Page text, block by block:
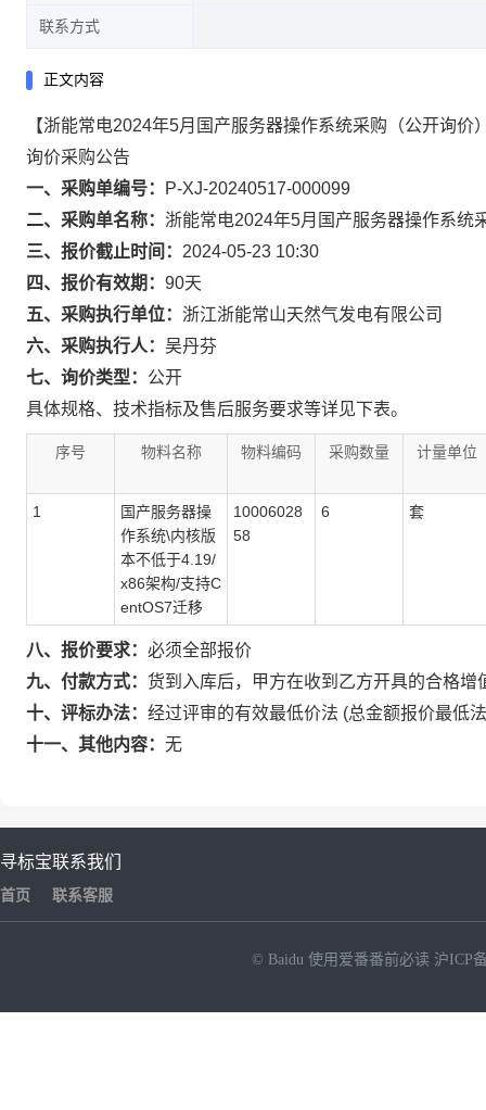
联系方式
正文内容
【浙能常电2024年5月国产服务器操作系统采购（公开询价
询价采购公告
一、采购单编号：
P-XJ-20240517-000099
二、采购单名称： 浙能常电2024年5月国产服务器操作系统
三、报价截止时间： 2024-05-23 10:30
四、报价有效期： 90天
五、采购执行单位： 浙江浙能常山天然气发电有限公司
六、采购执行人： 吴丹芬
七、询价类型： 公开
具体规格、技术指标及售后服务要求等详见下表。
序号 物料名称 物料编码 采购数量 计量单位
1
国产服务器操
作系统\内核版
本不低于4.19/
x86架构/支持C
entOS7迁移
10006028
58
6 套
八、报价要求： 必须全部报价
九、付款方式： 货到入库后，甲方在收到乙方开具的合格
十、评标办法： 经过评审的有效最低价法 (总金额报价最低
十一、其他内容： 无
寻标宝
首页
联系我们
联系客服
© Baidu 使用爱番番前必读 沪ICP